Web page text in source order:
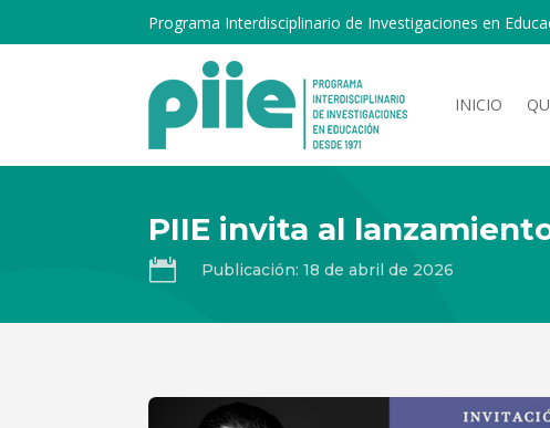
Programa Interdisciplinario de Investigaciones en
INICIO
PIIE invita al
 Publicación: 18 de abril de 2026